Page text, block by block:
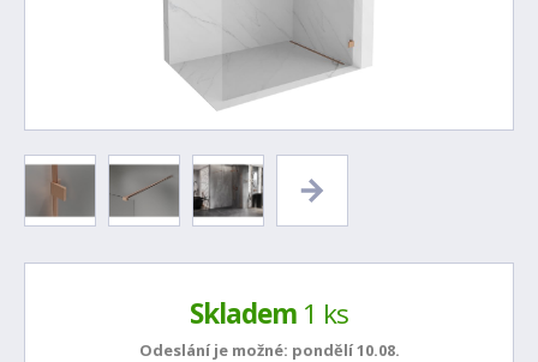
Skladem 1 ks
Odeslání je možné: pondělí 10.08.